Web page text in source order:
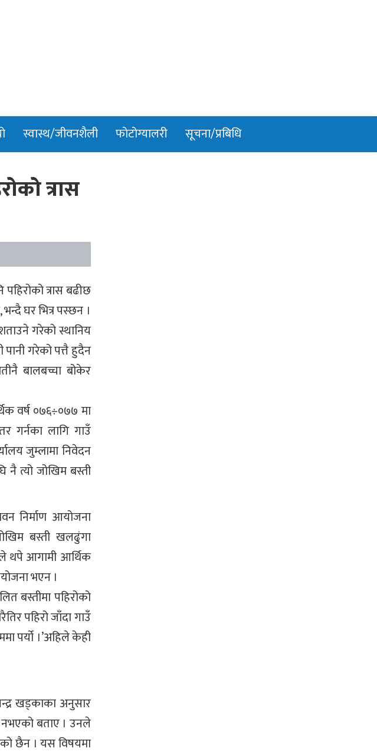
स्वास्थ/जीवनशैली फोटोग्यालरी सूचना/प्रबिधि
त्रास
त्रास बढीछ
घर भित्र पस्छन ।
गरेको स्थानिय
गरेको पत्तै हुदैन
बालबच्चा बोकेर
वर्ष ०७६÷०७७ मा
गर्नका लागि गाउँ
जुम्लामा निवेदन
नै त्यो जोखिम बस्ती
निर्माण आयोजना
बस्ती खलढुंगा
थपे आगामी आर्थिक
भएन ।
बस्तीमा पहिरोको
पहिरो जाँदा गाउँ
पर्यो ।’अहिले केही
खड्काका अनुसार
नभएको बताए । उनले
छैन । यस विषयमा